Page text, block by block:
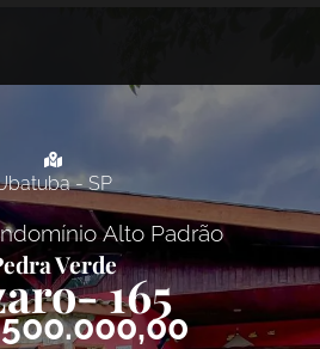
- SP
Alto Padrão
Verde
- 165